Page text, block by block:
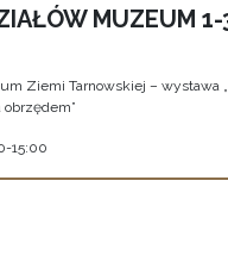
MUZEUM
Ziemi Tarnowskiej – wystawa
15:00